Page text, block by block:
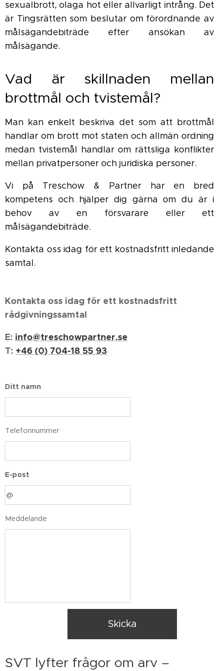
sexualbrott, olaga hot eller allvarligt intrång. Det
är Tingsrätten som beslutar om förordnande av
målsägandebiträde efter ansökan av
målsägande.
Vad är skillnaden mellan
brottmål och tvistemål?
Man kan enkelt beskriva det som att brottmål
handlar om brott mot staten och allmän ordning
medan tvistemål handlar om rättsliga konflikter
mellan privatpersoner och juridiska personer.
Vi på Treschow & Partner har en bred
kompetens och hjälper dig gärna om du är i
behov av en försvarare eller ett
målsägandebiträde.
Kontakta oss idag för ett kostnadsfritt inledande
samtal.
Kontakta oss idag för ett kostnadsfritt
rådgivningssamtal
E: info@treschowpartner.se
T: +46 (0) 704-18 55 93
Ditt namn
Telefonnummer
E-post
Meddelande
Skicka
SVT lyfter frågor om arv –